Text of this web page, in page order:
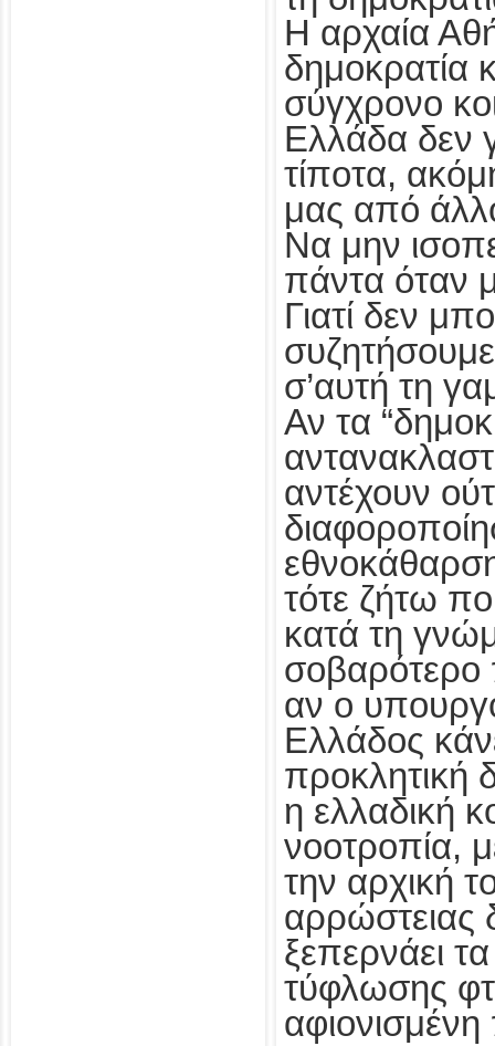
Η αρχαία
δημοκρατία
σύγχρονο
Ελλάδα δεν
τίποτα,
μας από
Να μην
πάντα όταν
Γιατί δεν
σ’αυτή τη
Αν τα
αντέχουν
τότε ζήτω
κατά τη
αν ο
Ελλάδος
προκλητική
η ελλαδική
νοοτροπία,
την αρχική
αρρώστειας
ξεπερνάει
τύφλωσης